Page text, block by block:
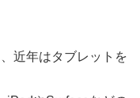
近年はタブレットを